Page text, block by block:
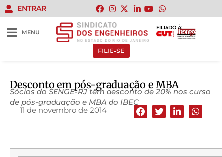
ENTRAR
MENU
FILIADO À:
FILIE-SE
Desconto em pós-graduação e MBA
Sócios do SENGE-RJ têm desconto de 20% nos curso
de pós-graduação e MBA do IBEC
11 de novembro de 2014